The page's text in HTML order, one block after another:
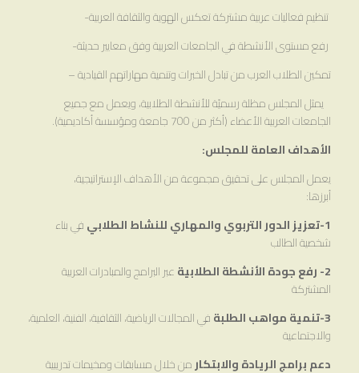
تنظيم فعاليات عربية مشتركة تعكس الهوية والثقافة العربية-
رفع مستوى الأنشطة في الجامعات العربية وفق معايير حديثة-
تمكين الطلاب العرب من تبادل الخبرات وتنمية مهاراتهم القيادية –
يمثل المجلس مظلة رسميّة للأنشطة الطلابية، ويعمل مع جميع
الجامعات العربية الأعضاء (أكثر من 700 جامعة ومؤسسة أكاديمية).
الأهداف العامة للمجلس:
يعمل المجلس على تحقيق مجموعة من الأهداف الإستراتيجية،
أبرزها:
1-تعزيز الدور التربوي والمهاري للنشاط الطلابي
في بناء
شخصية الطالب
2- رفع جودة الأنشطة الطلابية
عبر البرامج والمبادرات العربية
المشتركة
3-تنمية مواهب الطلبة
في المجالات الرياضية، الثقافية، الفنية، العلمية،
والاجتماعية
دعم برامج الريادة والابتكارمن خلال مسابقات ومخيمات تدريبية